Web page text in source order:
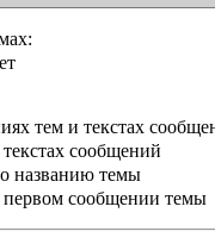
тем и текстах
сообщений
названию темы
первом сообщении темы